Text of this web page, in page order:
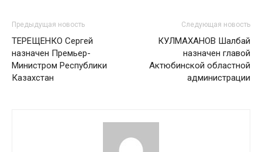
Предыдущая новость
ТЕРЕЩЕНКО Сергей
назначен Премьер-
Министром Республики
Казахстан
Следующая новость
КУЛМАХАНОВ Шалбай
назначен главой
Актюбинской областной
администрации